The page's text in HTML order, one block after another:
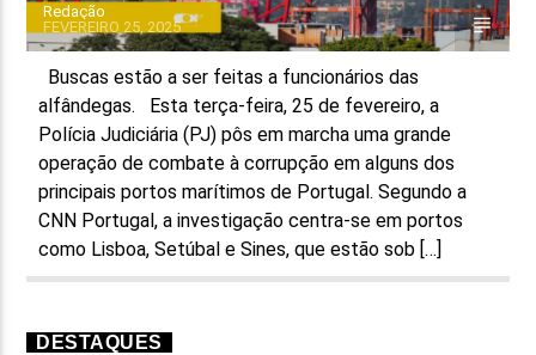
ON FM
Redação
FEVEREIRO 25, 2025
Buscas estão a ser feitas a funcionários das
alfândegas. Esta terça-feira, 25 de fevereiro, a
Polícia Judiciária (PJ) pôs em marcha uma grande
operação de combate à corrupção em alguns dos
principais portos marítimos de Portugal. Segundo a
CNN Portugal, a investigação centra-se em portos
como Lisboa, Setúbal e Sines, que estão sob […]
DESTAQUES